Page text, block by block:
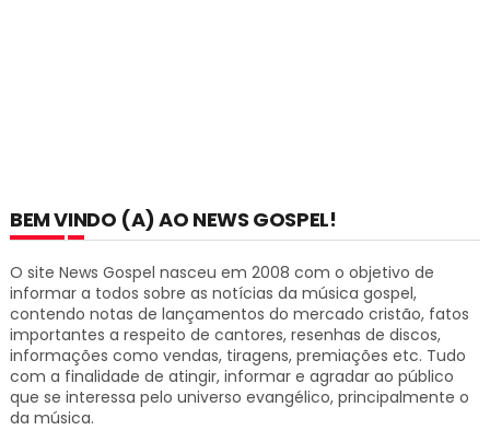
BEM VINDO (A) AO NEWS GOSPEL!
O site News Gospel nasceu em 2008 com o objetivo de
informar a todos sobre as notícias da música gospel,
contendo notas de lançamentos do mercado cristão, fatos
importantes a respeito de cantores, resenhas de discos,
informações como vendas, tiragens, premiações etc. Tudo
com a finalidade de atingir, informar e agradar ao público
que se interessa pelo universo evangélico, principalmente o
da música.